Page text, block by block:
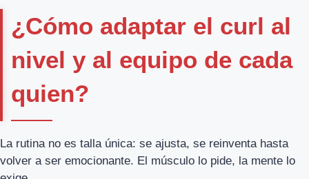
¿Cómo adaptar el curl al
nivel y al equipo de cada
quien?
La rutina no es talla única: se ajusta, se reinventa hasta
volver a ser emocionante. El músculo lo pide, la mente lo